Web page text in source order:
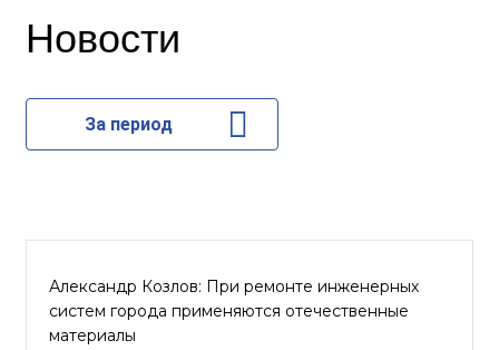
Новости
За период
Александр Козлов: При ремонте инженерных
систем города применяются отечественные
материалы